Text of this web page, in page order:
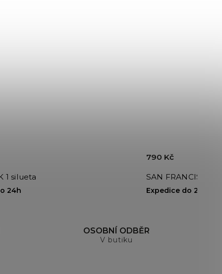
1 silueta
24h
SAN FRANCISCO 1
Expedice do 24h
790 Kč
OSOBNÍ ODBĚR
V butiku